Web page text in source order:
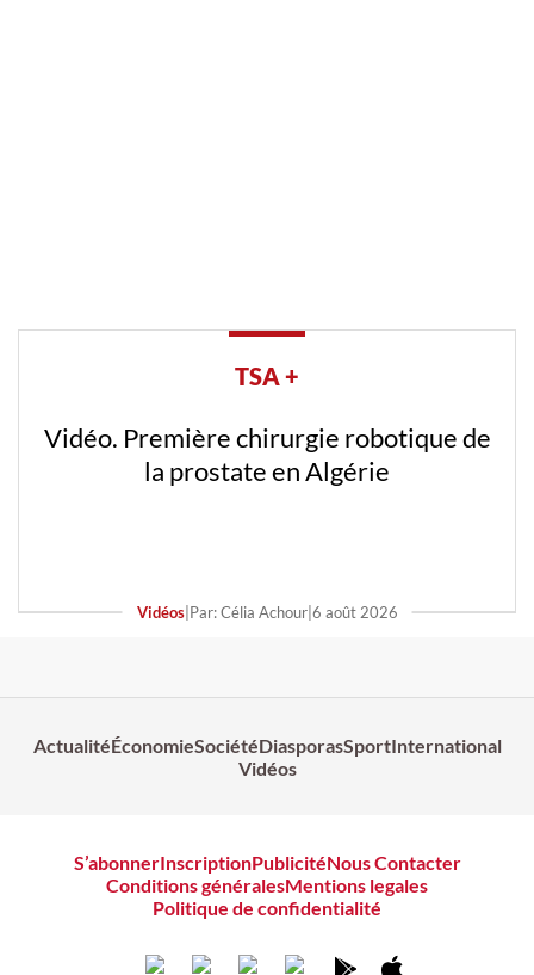
TSA +
Vidéo. Première chirurgie robotique de
la prostate en Algérie
Vidéos| Par: Célia Achour| 6 août 2026
ActualitéÉconomieSociétéDiasporasSportInternational
Vidéos
S’abonnerInscriptionPublicitéNous Contacter
Conditions généralesMentions legales
Politique de confidentialité